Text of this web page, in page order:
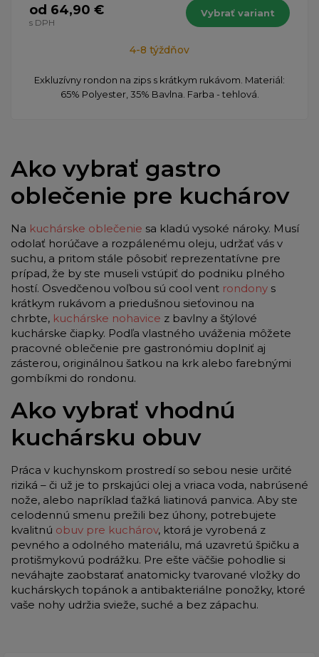
od 64,90 €
s DPH
Vybrať variant
4-8 týždňov
​Exkluzívny rondon na zips s krátkym rukávom. Materiál:
65% Polyester, 35% Bavlna. Farba - tehlová.
Ako vybrať gastro
oblečenie pre kuchárov
Na kuchárske oblečenie sa kladú vysoké nároky. Musí
odolať horúčave a rozpálenému oleju, udržať vás v
suchu, a pritom stále pôsobiť reprezentatívne pre
prípad, že by ste museli vstúpiť do podniku plného
hostí. Osvedčenou voľbou sú cool vent rondony s
krátkym rukávom a priedušnou sieťovinou na
chrbte, kuchárske nohavice z bavlny a štýlové
kuchárske čiapky. Podľa vlastného uváženia môžete
pracovné oblečenie pre gastronómiu doplniť aj
zásterou, originálnou šatkou na krk alebo farebnými
gombíkmi do rondonu.
Ako vybrať vhodnú
kuchársku obuv
Práca v kuchynskom prostredí so sebou nesie určité
riziká – či už je to prskajúci olej a vriaca voda, nabrúsené
nože, alebo napríklad ťažká liatinová panvica. Aby ste
celodennú smenu prežili bez úhony, potrebujete
kvalitnú obuv pre kuchárov, ktorá je vyrobená z
pevného a odolného materiálu, má uzavretú špičku a
protišmykovú podrážku. Pre ešte väčšie pohodlie si
neváhajte zaobstarať anatomicky tvarované vložky do
kuchárskych topánok a antibakteriálne ponožky, ktoré
vaše nohy udržia svieže, suché a bez zápachu.